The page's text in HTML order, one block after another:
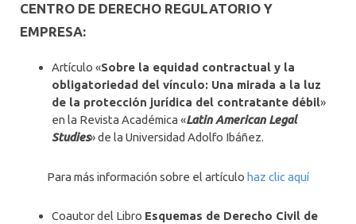
CENTRO DE DERECHO REGULATORIO Y
EMPRESA:
Artículo «Sobre la equidad contractual y la
obligatoriedad del vínculo: Una mirada a la luz
de la protección jurídica del contratante débil»
en la Revista Académica «Latin American Legal
Studies» de la Universidad Adolfo Ibáñez.
Para más información sobre el artículo haz clic aquí
Coautor del Libro Esquemas de Derecho Civil de